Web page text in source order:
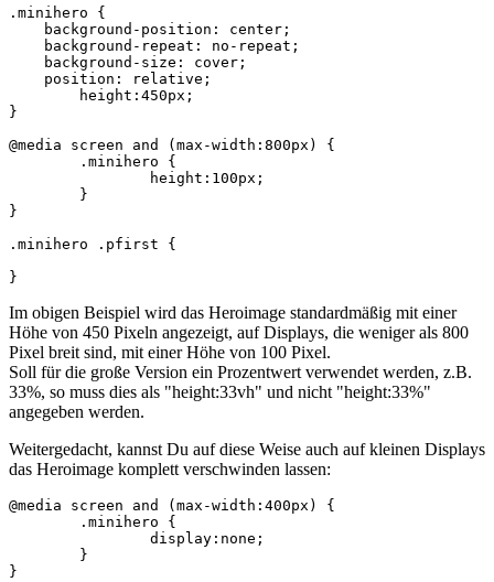
.minihero {
    background-position: center;
    background-repeat: no-repeat;
    background-size: cover;
    position: relative;
}
@media screen and (max-width:800px) {
}
.minihero .pfirst {
}
Im obigen Beispiel wird das Heroimage standardmäßig mit einer
Höhe von 450 Pixeln angezeigt, auf Displays, die weniger als 800
Pixel breit sind, mit einer Höhe von 100 Pixel.
Soll für die große Version ein Prozentwert verwendet werden, z.B.
33%, so muss dies als "height:33vh" und nicht "height:33%"
angegeben werden.
Weitergedacht, kannst Du auf diese Weise auch auf kleinen Displays
das Heroimage komplett verschwinden lassen:
@media screen and (max-width:400px) {
}